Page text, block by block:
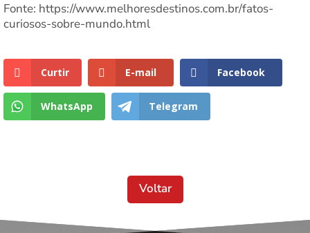
Fonte: https://www.melhoresdestinos.com.br/fatos-
curiosos-sobre-mundo.html
Curtir E-mail Facebook
WhatsApp Telegram
Voltar